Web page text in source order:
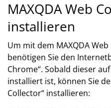
MAXQDA Web
installieren
Um mit dem MAXQDA
benötigen Sie den
Chrome“. Sobald dieser
installiert ist, können Sie
Collector“ installieren: